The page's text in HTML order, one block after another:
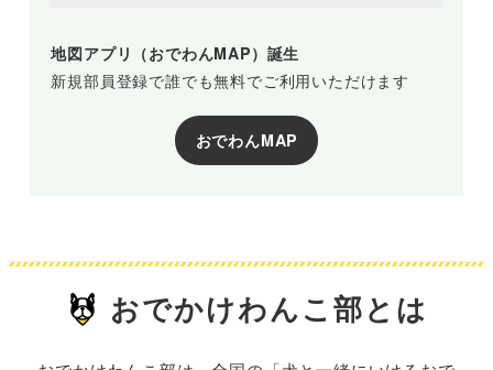
地図アプリ（おでわんMAP）誕生
新規部員登録で誰でも無料でご利用いただけます
おでわんMAP
おでかけわんこ部とは